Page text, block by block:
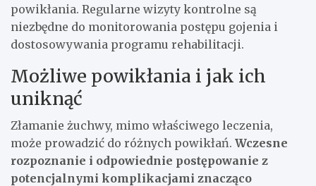
powikłania. Regularne wizyty kontrolne są
niezbędne do monitorowania postępu gojenia i
dostosowywania programu rehabilitacji.
Możliwe powikłania i jak ich
uniknąć
Złamanie żuchwy, mimo właściwego leczenia,
może prowadzić do różnych powikłań. Wczesne
rozpoznanie i odpowiednie postępowanie z
potencjalnymi komplikacjami znacząco